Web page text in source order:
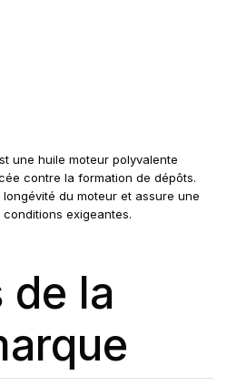
une huile moteur polyvalente
contre la formation de dépôts.
longévité du moteur et assure une
exigeantes.
de la